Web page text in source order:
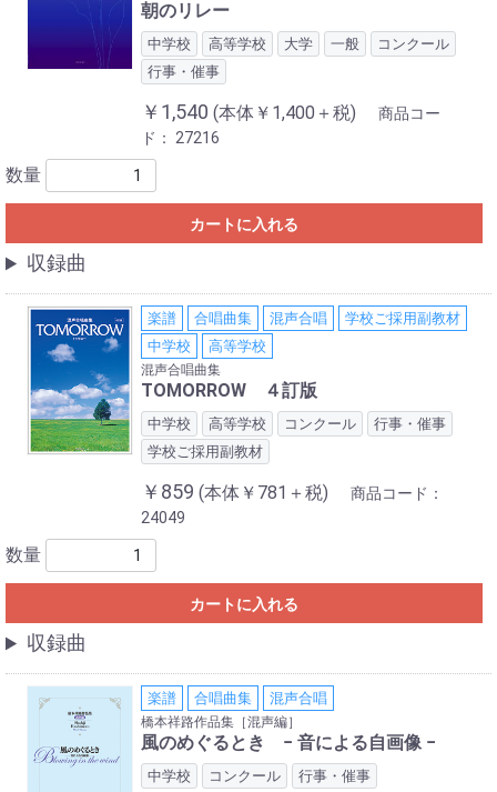
朝のリレー
中学校 高等学校 大学 一般
コンクール
行事・催事
￥1,540 (本体￥1,400＋税)
商品コー
ド：27216
数量
カートに入れる
収録曲
楽譜 合唱曲集 混声合唱
学校ご採用副教材
中学校
高等学校
混声合唱曲集
TOMORROW ４訂版
中学校 高等学校 コンクール
行事・催事
学校ご採用副教材
￥859 (本体￥781＋税)
商品コード：
24049
数量
カートに入れる
収録曲
楽譜 合唱曲集 混声合唱
橋本祥路作品集［混声編］
風のめぐるとき − 音による自画像 −
中学校 コンクール 行事・催事